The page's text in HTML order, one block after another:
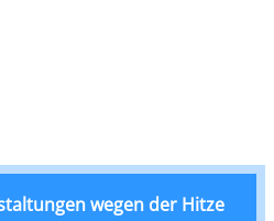
wegen der Hitze